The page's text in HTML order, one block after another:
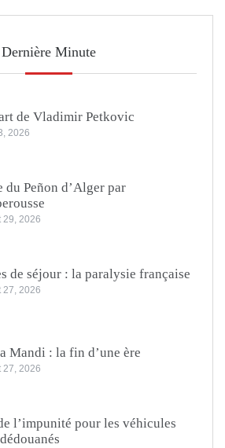
Dernière Minute
de Vladimir Petkovic
2026
du Peñon d’Alger par
29, 2026
de séjour : la paralysie française
27, 2026
Mandi : la fin d’une ère
27, 2026
l’impunité pour les véhicules